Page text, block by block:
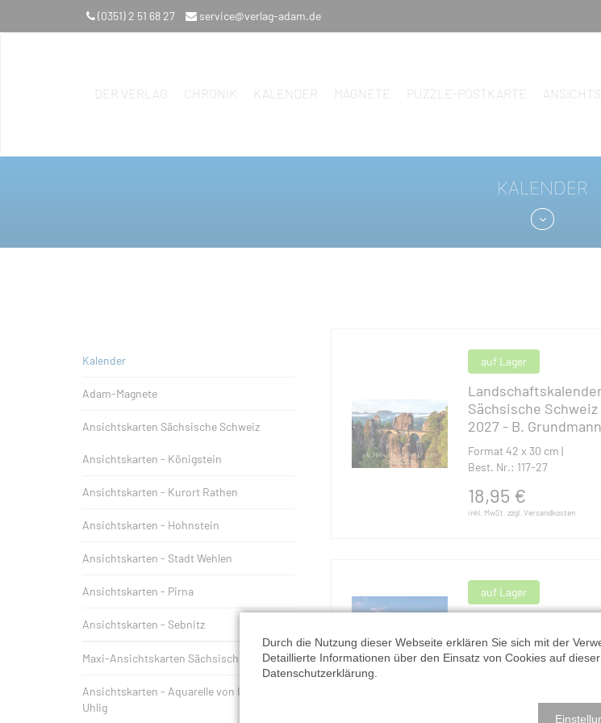
(0351) 2 51 68 27 service@verlag-adam.de
DER VERLAG CHRONIK KALENDER MAGNETE PUZZLE-POSTKARTE
KALENDER
Kalender
Adam-Magnete
Ansichtskarten Sächsische Schweiz
Ansichtskarten - Königstein
Ansichtskarten - Kurort Rathen
Ansichtskarten - Hohnstein
Ansichtskarten - Stadt Wehlen
Ansichtskarten - Pirna
Ansichtskarten - Sebnitz
Maxi-Ansichtskarten Sächsische Schweiz
Ansichtskarten - Aquarelle von Irmgard
Uhlig
auf Lager
Landschaftskalender
Sächsische Schweiz
2027 - B. Grundmann
Format 42 x 30 cm |
Best. Nr.: 117-27
18,95 €
inkl. MwSt. zzgl. Versandkosten
auf Lager
2027
Durch die Nutzung dieser Webseite erklären Sie sich mit der
Detaillierte Informationen über den Einsatz von Cookies auf
Datenschutzerklärung.